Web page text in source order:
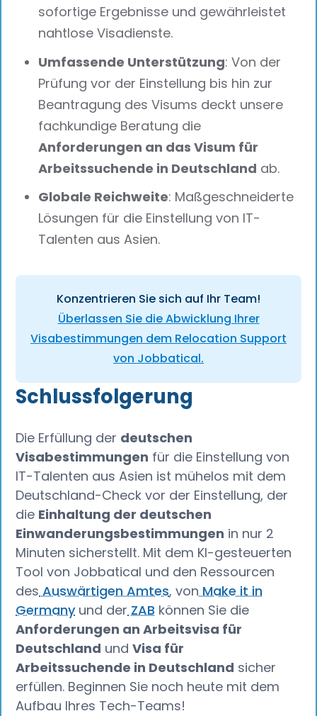
sofortige Ergebnisse und gewährleistet
nahtlose Visadienste.
Umfassende Unterstützung: Von der
Prüfung vor der Einstellung bis hin zur
Beantragung des Visums deckt unsere
fachkundige Beratung die
Anforderungen an das Visum für
Arbeitssuchende in Deutschland ab.
Globale Reichweite: Maßgeschneiderte
Lösungen für die Einstellung von IT-
Talenten aus Asien.
Konzentrieren Sie sich auf Ihr Team!
Überlassen Sie die Abwicklung Ihrer
Visabestimmungen dem Relocation Support
von Jobbatical.
Schlussfolgerung
Die Erfüllung der deutschen
Visabestimmungen für die Einstellung von
IT-Talenten aus Asien ist mühelos mit dem
Deutschland-Check vor der Einstellung, der
die Einhaltung der deutschen
Einwanderungsbestimmungen in nur 2
Minuten sicherstellt. Mit dem KI-gesteuerten
Tool von Jobbatical und den Ressourcen
desAuswärtigen Amtes, vonMake it in
Germany und derZAB können Sie die
Anforderungen an Arbeitsvisa für
Deutschland undVisa für
Arbeitssuchende in Deutschland sicher
erfüllen. Beginnen Sie noch heute mit dem
Aufbau Ihres Tech-Teams!